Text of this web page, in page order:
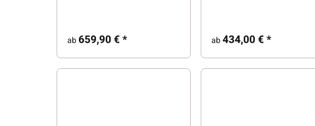
ab 659,90 €* ab434,00 €*